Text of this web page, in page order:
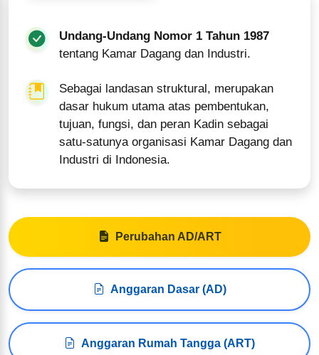
Undang-Undang Nomor 1 Tahun 1987
tentang Kamar Dagang dan Industri.
Sebagai landasan struktural, merupakan
dasar hukum utama atas pembentukan,
tujuan, fungsi, dan peran Kadin sebagai
satu-satunya organisasi Kamar Dagang dan
Industri di Indonesia.
Perubahan AD/ART
Anggaran Dasar (AD)
Anggaran Rumah Tangga (ART)